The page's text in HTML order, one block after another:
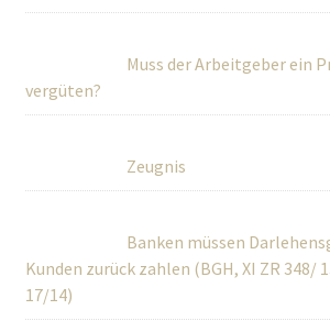
Muss der Arbeitgeber ein
vergüten?
Zeugnis
Banken müssen
Kunden zurück zahlen (BGH, XI ZR 348/
17/14)